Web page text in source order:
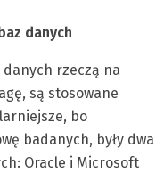
danych
rzeczą na
są stosowane
bo
badanych, były dwa
Oracle i Microsoft